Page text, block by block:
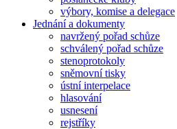
výbory, komise a delegace
Jednání a dokumenty
navržený pořad schůze
schválený pořad schůze
stenoprotokoly
sněmovní tisky
ústní interpelace
hlasování
usnesení
rejstříky